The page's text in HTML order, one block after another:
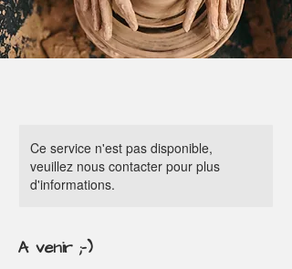
Ce service n'est pas disponible,
veuillez nous contacter pour plus
d'informations.
A venir ;-)